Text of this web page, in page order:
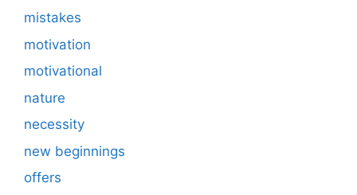
mistakes
motivation
motivational
nature
necessity
new beginnings
offers